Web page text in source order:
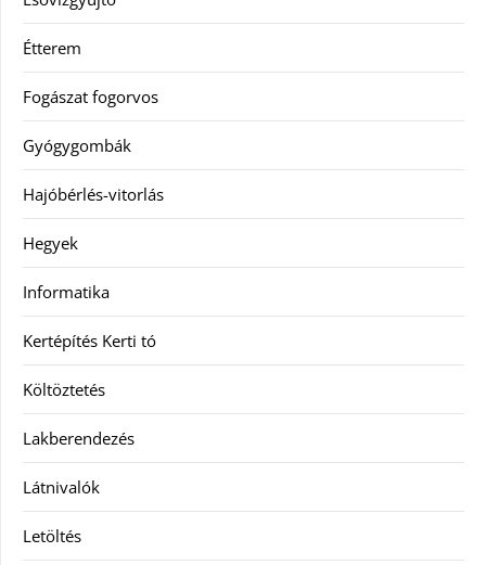
Étterem
Fogászat fogorvos
Gyógygombák
Hajóbérlés-vitorlás
Hegyek
Informatika
Kertépítés Kerti tó
Költöztetés
Lakberendezés
Látnivalók
Letöltés